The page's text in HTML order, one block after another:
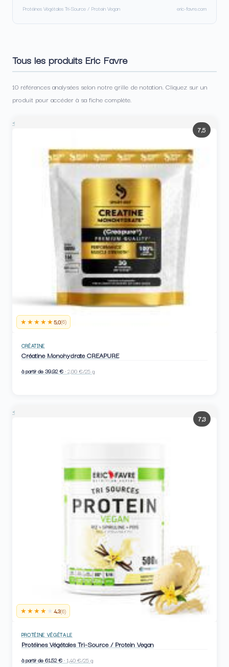
Protéines Végétales Tri-Source / Protein Vegan eric-favre.com
Tous les produits Eric Favre
10 références analysées selon notre grille de notation. Cliquez sur un
produit pour accéder à sa fiche complète.
★★★★★5,0(6)
<
7,5
CRÉATINE
Créatine Monohydrate CREAPURE
à partir de 39,92 €· 2,00 €/25 g
★★★★ ★ 4,3(6)
<
7,3
PROTÉINE VÉGÉTALE
Protéines Végétales Tri-Source / Protein Vegan
à partir de 61,52 €· 1,40 €/25 g